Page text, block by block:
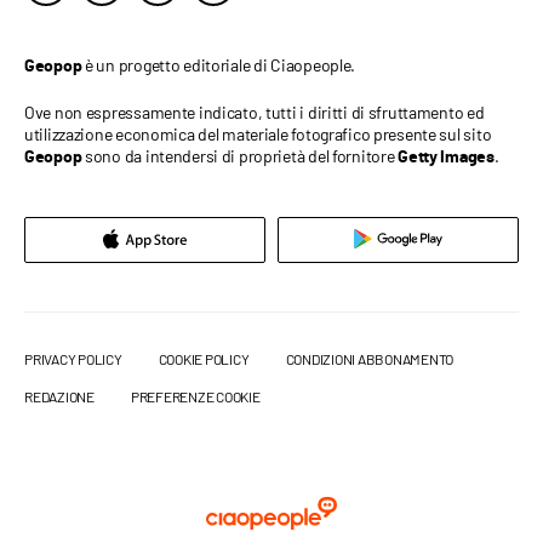
Geopopè un progetto editoriale di Ciaopeople.
Ove non espressamente indicato, tutti i diritti di sfruttamento ed
utilizzazione economica del materiale fotografico presente sul sito
Geopopsono da intendersi di proprietà del fornitoreGetty Images.
PRIVACY POLICY COOKIE POLICY CONDIZIONI ABBONAMENTO
REDAZIONE PREFERENZE COOKIE